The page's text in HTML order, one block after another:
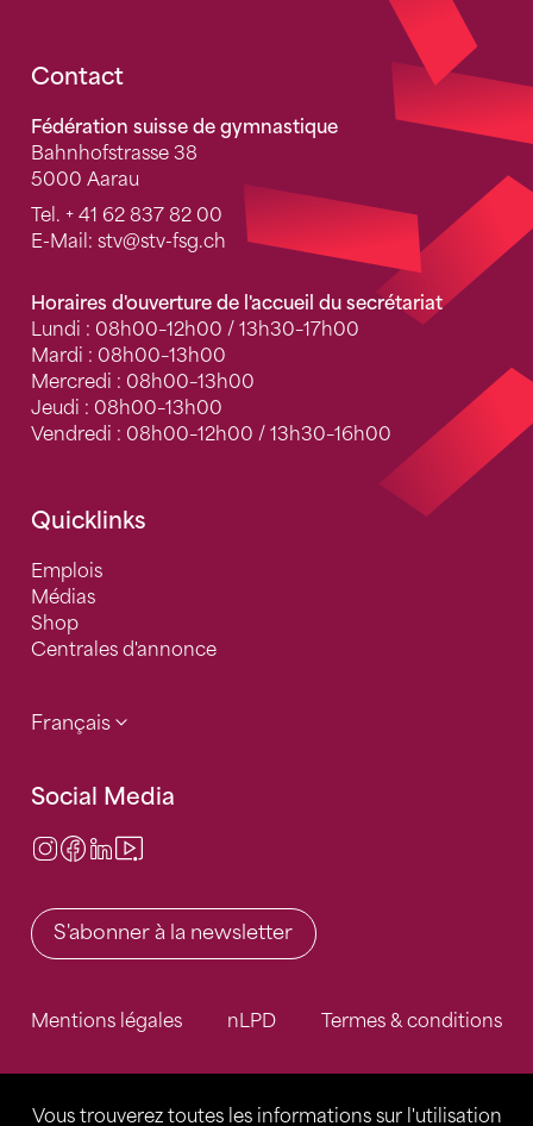
Vous trouverez toutes les informations sur l'utilisation
Fusszeile
Contact
Fédération suisse de gymnastique
Bahnhofstrasse 38
5000 Aarau
Tel. + 41 62 837 82 00
E-Mail: stv@stv-fsg.ch
Horaires d'ouverture de l'accueil du secrétariat
Lundi : 08h00–12h00 / 13h30–17h00
Mardi : 08h00–13h00
Mercredi : 08h00–13h00
Jeudi : 08h00–13h00
Vendredi : 08h00–12h00 / 13h30–16h00
Quicklinks
Emplois
Médias
Shop
Centrales d'annonce
Français
Social Media
Instagram
Facebook
LinkedIn
S'abonner à la newsletter
Mentions légales nLPD Termes & conditions